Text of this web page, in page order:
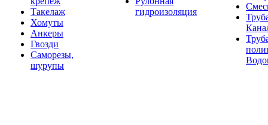
Такелаж
Хомуты
Анкеры
Гвозди
Саморезы,
шурупы
гидроизоляция